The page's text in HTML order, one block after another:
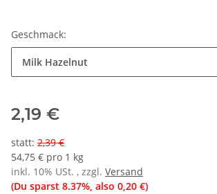
Geschmack:
Milk Hazelnut
2,19 €
statt: 2,39 €
54,75 € pro 1 kg
inkl. 10% USt. , zzgl. Versand
(Du sparst 8.37%, also 0,20 €)